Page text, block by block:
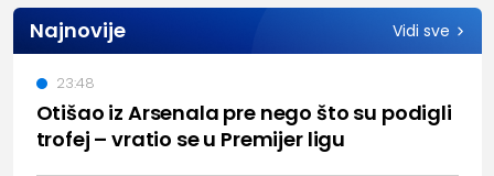
Najnovije Vidi sve
Otišao iz Arsenala pre nego što su podigli
trofej – vratio se u Premijer ligu
23:48